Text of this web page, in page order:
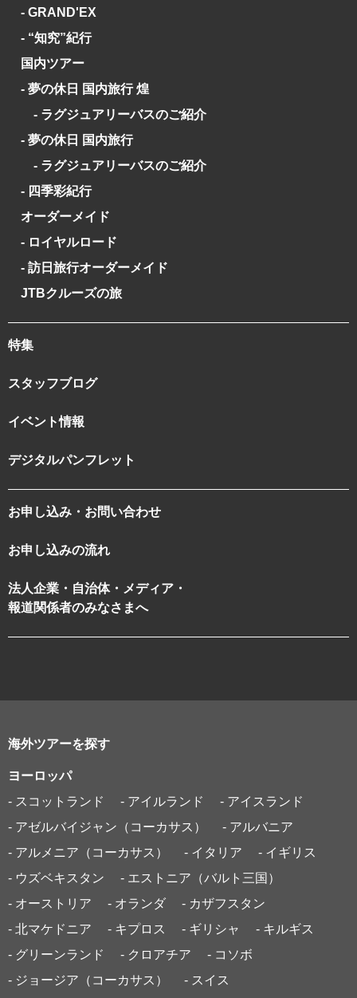
- GRAND'EX
- “知究”紀行
国内ツアー
- 夢の休日 国内旅行 煌
- ラグジュアリーバスのご紹介
- 夢の休日 国内旅行
- ラグジュアリーバスのご紹介
- 四季彩紀行
オーダーメイド
- ロイヤルロード
- 訪日旅行オーダーメイド
JTBクルーズの旅
特集
スタッフブログ
イベント情報
デジタルパンフレット
お申し込み・お問い合わせ
お申し込みの流れ
法人企業・自治体・メディア・
報道関係者のみなさまへ
海外ツアーを探す
ヨーロッパ
- スコットランド
- アイルランド
- アイスランド
- アゼルバイジャン（コーカサス）
- アルバニア
- アルメニア（コーカサス）
- イタリア
- イギリス
- ウズベキスタン
- エストニア（バルト三国）
- オーストリア
- オランダ
- カザフスタン
- 北マケドニア
- キプロス - ギリシャ
- キルギス
- グリーンランド
- クロアチア
- コソボ
- ジョージア（コーカサス）
- スイス